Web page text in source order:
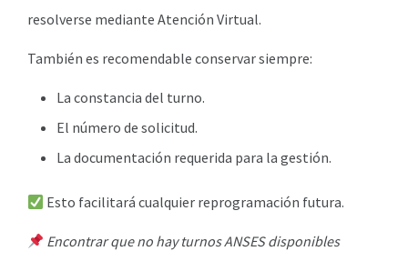
resolverse mediante Atención Virtual.
También es recomendable conservar siempre:
La constancia del turno.
El número de solicitud.
La documentación requerida para la gestión.
Esto facilitará cualquier reprogramación futura.
Encontrar que no hay turnos ANSES disponibles